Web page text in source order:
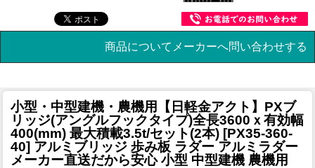
商品についてメーカーへ問い合わせする
小型・中型建機・農機用
【日軽金アクト】PXブ
リッジ(アングルフックタイプ)全長3600ｘ有効幅
400(mm) 最大積載3.5t/セット(2本) [PX35-360-
40] アルミブリッジ 歩み板 ラダー アルミラダー
メーカー直送だから安心 小型 中型建機 農機用